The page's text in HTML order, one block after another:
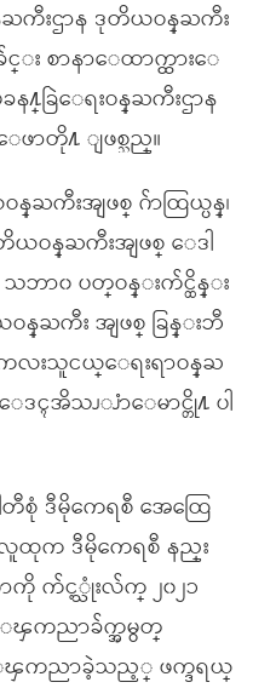
ကီးဌာန ဒုတိယဝန္ႀကီး
င္း စာနာေထာက္ထားေ
႔္ခြဲေရးဝန္ႀကီးဌာန
ာတို႔ ျဖစ္သည္။
ကီးအျဖစ္ ဂ်ာထြယ္ပန္၊
ယဝန္ႀကီးအျဖစ္ ေဒါ
ာ၀ ပတ္ဝန္းက်င္ထိန္း
န္ႀကီး အျဖစ္ ခြန္းဘီ
လးသူငယ္ေရးရာဝန္ႀ
ၚအိသၪၨာေမာင္တို႔ ပါ
တီစုံ ဒီမိုကေရစီ အေထြေ
လူထုက ဒီမိုကေရစီ နည္း
က်င့္သုံးလ်က္ ၂၀၂၁
ၾကညာခ်က္အမွတ္
ၾကညာခဲ့သည့္ ဖက္ဒရယ္